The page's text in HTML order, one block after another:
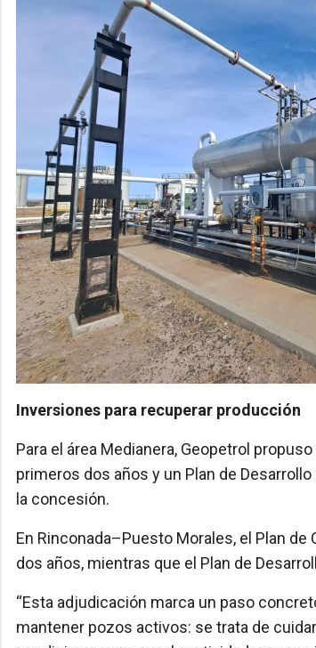
Inversiones para recuperar producción
Para el área Medianera, Geopetrol
primeros dos años y un Plan de
la concesión.
En Rinconada–Puesto Morales, el Plan
dos años, mientras que el Plan de
“Esta adjudicación marca un paso
mantener pozos activos: se trata de